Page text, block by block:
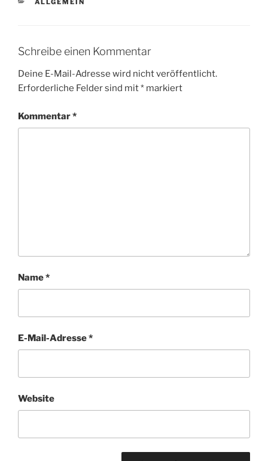
Schreibe einen Kommentar
Deine E-Mail-Adresse wird nicht veröffentlicht.
Erforderliche Felder sind mit* markiert
Kommentar*
Name*
E-Mail-Adresse*
Website